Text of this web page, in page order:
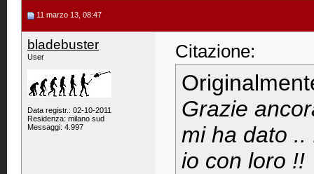
11 marzo 13, 08:47
bladebuster
User
Data registr.: 02-10-2011
Residenza: milano sud
Messaggi: 4.997
Citazione:
Grazie
mi ha dato ..
io con loro !!